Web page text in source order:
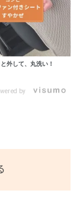
外して、丸洗い！
by